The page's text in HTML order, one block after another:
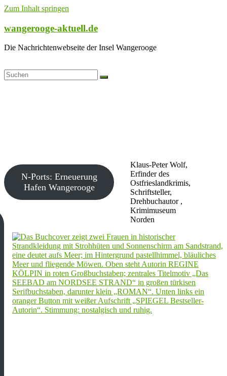
Zum Inhalt springen
wangerooge-aktuell.de
Die Nachrichtenwebseite der Insel Wangerooge
Klaus-Peter Wolf,
Erfinder des
Ostfrieslandkrimis,
Schriftsteller,
Drehbuchautor ,
Krimimuseum
Norden
N-Ports: Erneuerung
Hafen Wangerooge